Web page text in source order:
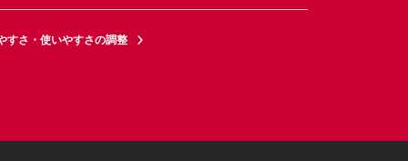
すさ・使いやすさの調整